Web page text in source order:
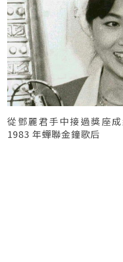
從鄧麗君手中接過獎座
1983 年蟬聯金鐘歌后